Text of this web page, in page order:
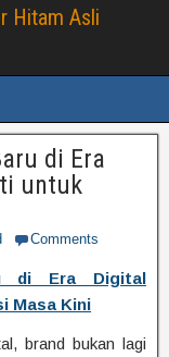
Hitam Asli
di Era
untuk
Comments
di Era Digital
Masa Kini
brand bukan lagi